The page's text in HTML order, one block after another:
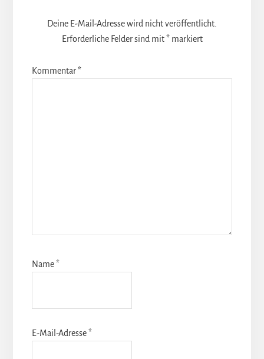
Deine E-Mail-Adresse wird nicht veröffentlicht.
Erforderliche Felder sind mit*markiert
Kommentar*
Name*
E-Mail-Adresse*